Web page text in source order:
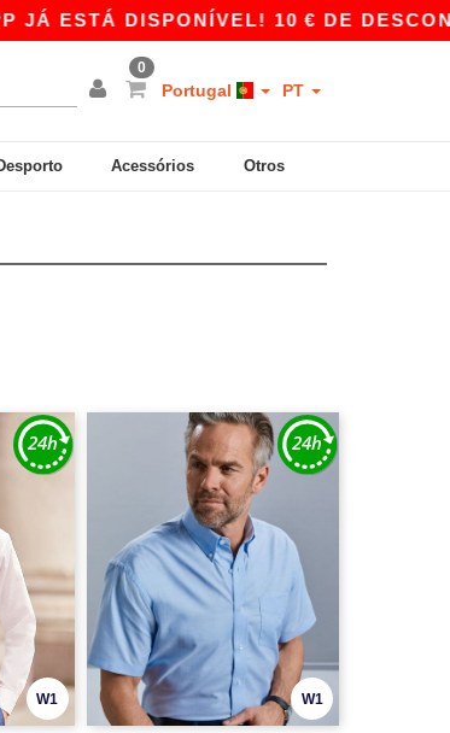
10 € DE DESCONTO EM
0
Portugal PT
Acessórios Otros
W1 W1